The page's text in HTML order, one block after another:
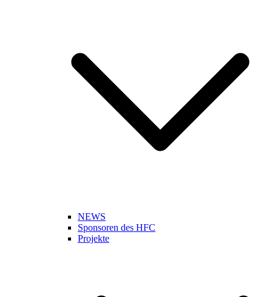
NEWS
Sponsoren des HFC
Projekte